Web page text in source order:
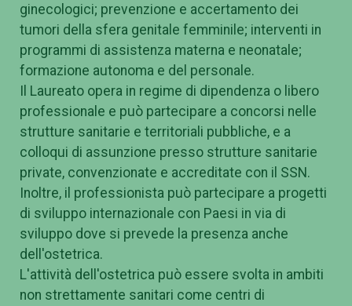
ginecologici; prevenzione e accertamento dei
tumori della sfera genitale femminile; interventi in
programmi di assistenza materna e neonatale;
formazione autonoma e del personale.
Il Laureato opera in regime di dipendenza o libero
professionale e può partecipare a concorsi nelle
strutture sanitarie e territoriali pubbliche, e a
colloqui di assunzione presso strutture sanitarie
private, convenzionate e accreditate con il SSN.
Inoltre, il professionista può partecipare a progetti
di sviluppo internazionale con Paesi in via di
sviluppo dove si prevede la presenza anche
dell'ostetrica.
L'attività dell'ostetrica può essere svolta in ambiti
non strettamente sanitari come centri di